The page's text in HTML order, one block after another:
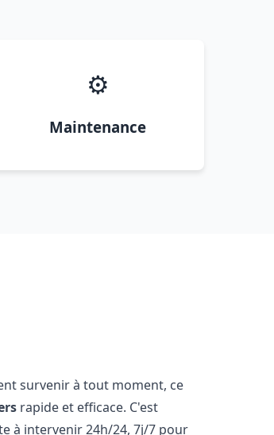
⚙️
Maintenance
survenir à tout moment, ce
rapide et efficace. C'est
à intervenir 24h/24, 7j/7 pour